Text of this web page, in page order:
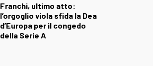
Franchi, ultimo atto:
l’orgoglio viola sfida la Dea
d’Europa per il congedo
della Serie A